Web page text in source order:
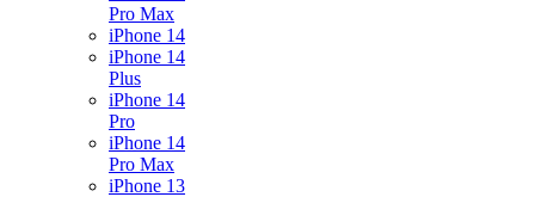
Pro Max
iPhone 14
iPhone 14
Plus
iPhone 14
Pro
iPhone 14
Pro Max
iPhone 13